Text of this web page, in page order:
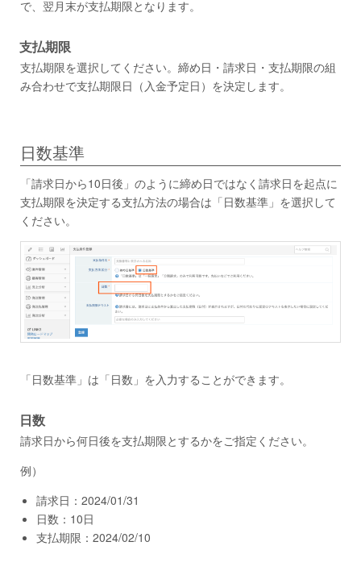
で、翌月末が支払期限となります。
支払期限
支払期限を選択してください。締め日・請求日・支払期限の組
み合わせで支払期限日（入金予定日）を決定します。
日数基準
「請求日から10日後」のように締め日ではなく請求日を起点に
支払期限を決定する支払方法の場合は「日数基準」を選択して
ください。
「日数基準」は「日数」を入力することができます。
日数
請求日から何日後を支払期限とするかをご指定ください。
例）
請求日：2024/01/31
日数：10日
支払期限：2024/02/10